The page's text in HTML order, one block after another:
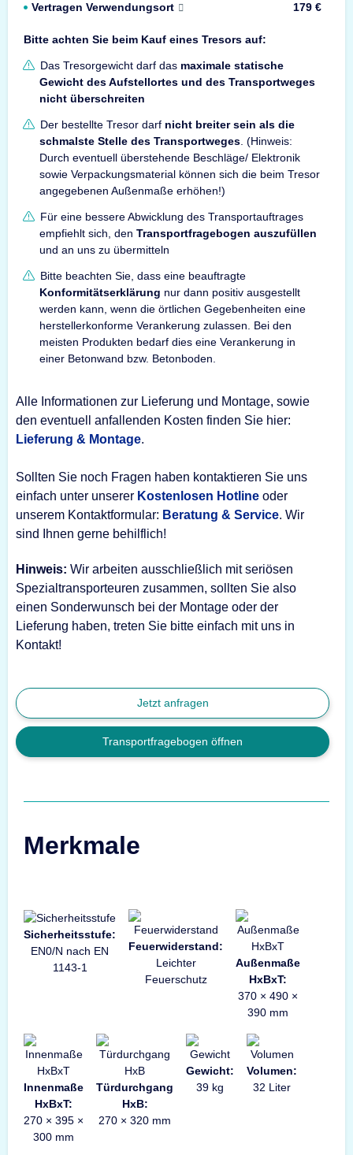
Vertragen Verwendungsort 179 €
Bitte achten Sie beim Kauf eines Tresors auf:
Das Tresorgewicht darf das maximale statische
Gewicht des Aufstellortes und des Transportweges
nicht überschreiten
Der bestellte Tresor darf nicht breiter sein als die
schmalste Stelle des Transportweges. (Hinweis:
Durch eventuell überstehende Beschläge/ Elektronik
sowie Verpackungsmaterial können sich die beim Tresor
angegebenen Außenmaße erhöhen!)
Für eine bessere Abwicklung des Transportauftrages
empfiehlt sich, den Transportfragebogen auszufüllen
und an uns zu übermitteln
Bitte beachten Sie, dass eine beauftragte
Konformitätserklärung nur dann positiv ausgestellt
werden kann, wenn die örtlichen Gegebenheiten eine
herstellerkonforme Verankerung zulassen. Bei den
meisten Produkten bedarf dies eine Verankerung in
einer Betonwand bzw. Betonboden.
Alle Informationen zur Lieferung und Montage, sowie
den eventuell anfallenden Kosten finden Sie hier:
Lieferung & Montage.
Sollten Sie noch Fragen haben kontaktieren Sie uns
einfach unter unserer Kostenlosen Hotline oder
unserem Kontaktformular: Beratung & Service. Wir
sind Ihnen gerne behilflich!
Hinweis: Wir arbeiten ausschließlich mit seriösen
Spezialtransporteuren zusammen, sollten Sie also
einen Sonderwunsch bei der Montage oder der
Lieferung haben, treten Sie bitte einfach mit uns in
Kontakt!
Jetzt anfragen
Transportfragebogen öffnen
Merkmale
Sicherheitsstufe:
EN0/N nach EN
1143-1
Feuerwiderstand:
Leichter
Feuerschutz
Außenmaße
HxBxT:
370 × 490 ×
390 mm
Innenmaße
HxBxT:
270 × 395 ×
300 mm
Türdurchgang
HxB:
270 × 320 mm
Gewicht:
39 kg
Volumen:
32 Liter